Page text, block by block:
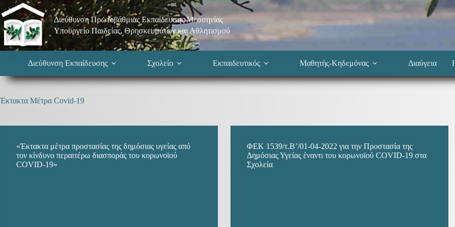
Μετάβαση
στο
περιεχόμενο
Διεύθυνση Πρωτοβάθμιας Εκπαίδευσης Μεσσηνίας
Υπουργείο Παιδείας, Θρησκευμάτων και Αθλητισμού
Διεύθυνση Εκπαίδευσης Σχολείο Εκπαιδευτικός Μαθητής-Κηδεμόνας Διαύγεια
Έκτακτα Μέτρα Covid-19
«Έκτακτα μέτρα προστασίας της δημόσιας υγείας από
τον κίνδυνο περαιτέρω διασποράς του κορωνοϊού
COVID-19»
ΦΕΚ 1539/τ.Β’/01-04-2022 για την Προστασία της
Δημόσιας Υγείας έναντι του κορωνοϊού COVID-19 στα
Σχολεία